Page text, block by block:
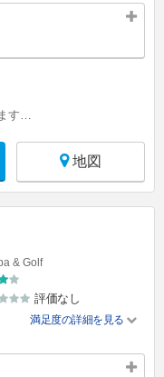
す…
地図
& Golf
評価なし
満足度の詳細を見る